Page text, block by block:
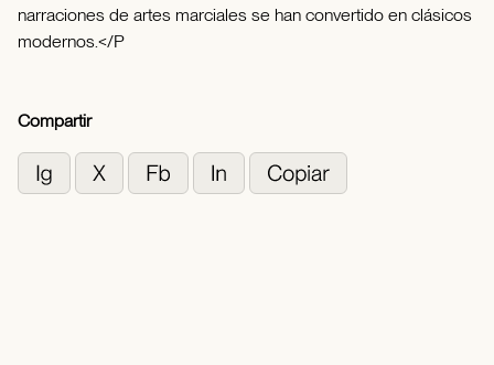
narraciones de artes marciales se han convertido en clásicos
modernos.</P
Compartir